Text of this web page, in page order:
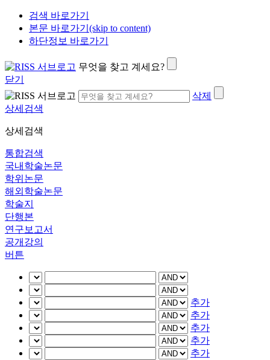
검색 바로가기
본문 바로가기(skip to content)
하단정보 바로가기
무엇을 찾고 계세요?
닫기
삭제
상세검색
상세검색
통합검색
국내학술논문
학위논문
해외학술논문
학술지
단행본
연구보고서
공개강의
버튼
추가
추가
추가
추가
추가